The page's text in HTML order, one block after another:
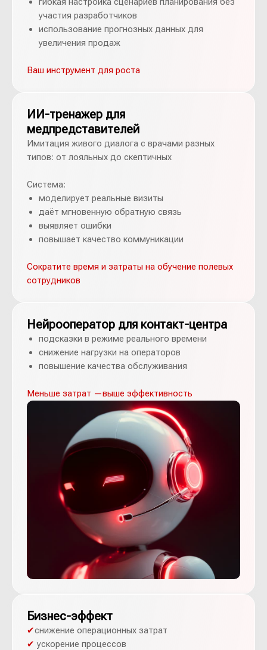
участия разработчиков
использование прогнозных данных для
увеличения продаж
Ваш инструмент для роста
ИИ-тренажер для
медпредставителей
Имитация живого диалога с врачами разных
типов: от лояльных до скептичных
Система:
моделирует реальные визиты
даёт мгновенную обратную связь
выявляет ошибки
повышает качество коммуникации
Сократите время и затраты на обучение полевых
сотрудников
Нейрооператор для контакт-центра
подсказки в режиме реального времени
снижение нагрузки на операторов
повышение качества обслуживания
Меньше затрат —выше эффективность
Бизнес-эффект
✔снижение операционных затрат
✔ ускорение процессов